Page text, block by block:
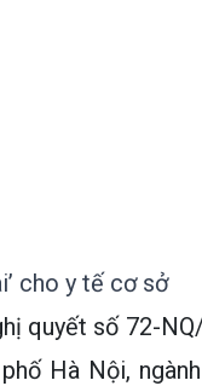
cho y tế cơ sở
quyết số 72-
Hà Nội,